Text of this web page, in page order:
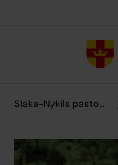
Slaka-Nykils pastorat